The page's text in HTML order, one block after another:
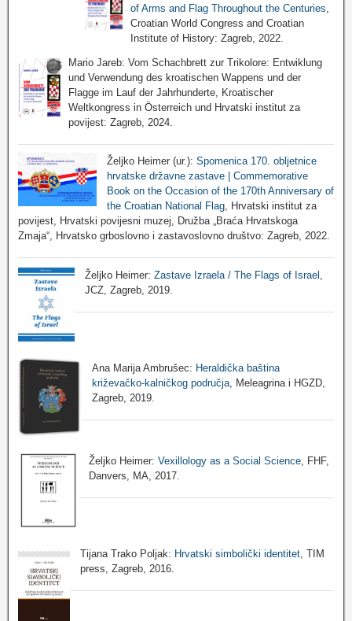
of Arms and Flag Throughout the Centuries
Croatian World Congress and Croatian
Institute of History: Zagreb, 2022.
Mario Jareb: Vom Schachbrett zur Trikolore: Entwiklung
und Verwendung des kroatischen Wappens und der
Flagge im Lauf der Jahrhunderte, Kroatischer
Weltkongress in Österreich und Hrvatski institut za
povijest: Zagreb, 2024.
Željko Heimer (ur.): Spomenica 170. obljetnice
hrvatske državne zastave | Commemorative
Book on the Occasion of the 170th Anniversary of
the Croatian National Flag, Hrvatski institut za
povijest, Hrvatski povijesni muzej, Družba „Braća Hrvatskoga
Zmaja“, Hrvatsko grboslovno i zastavoslovno društvo: Zagreb, 2022.
Željko Heimer:Zastave Izraela / The Flags of Israel
JCZ, Zagreb, 2019.
Ana Marija Ambrušec: Heraldička baština
križevačko-kalničkog područja, Meleagrina i HGZD,
Zagreb, 2019.
Željko Heimer:Vexillology as a Social Science , FHF,
Danvers, MA, 2017.
Tijana Trako Poljak: Hrvatski simbolički identitet , TIM
press, Zagreb, 2016.